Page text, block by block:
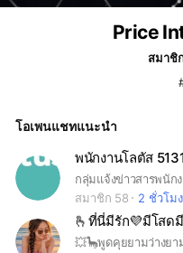
Price
สมาชิ
โอเพนแชทแนะนำ
พนักงานโลตัส
กลุ่มแจ้งข่าวสารพนัก
สมาชิก 58
2 ชั่วโม